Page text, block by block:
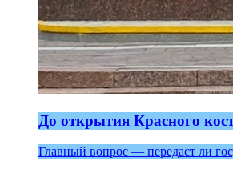
До открытия Красного
Главный вопрос — передаст ли